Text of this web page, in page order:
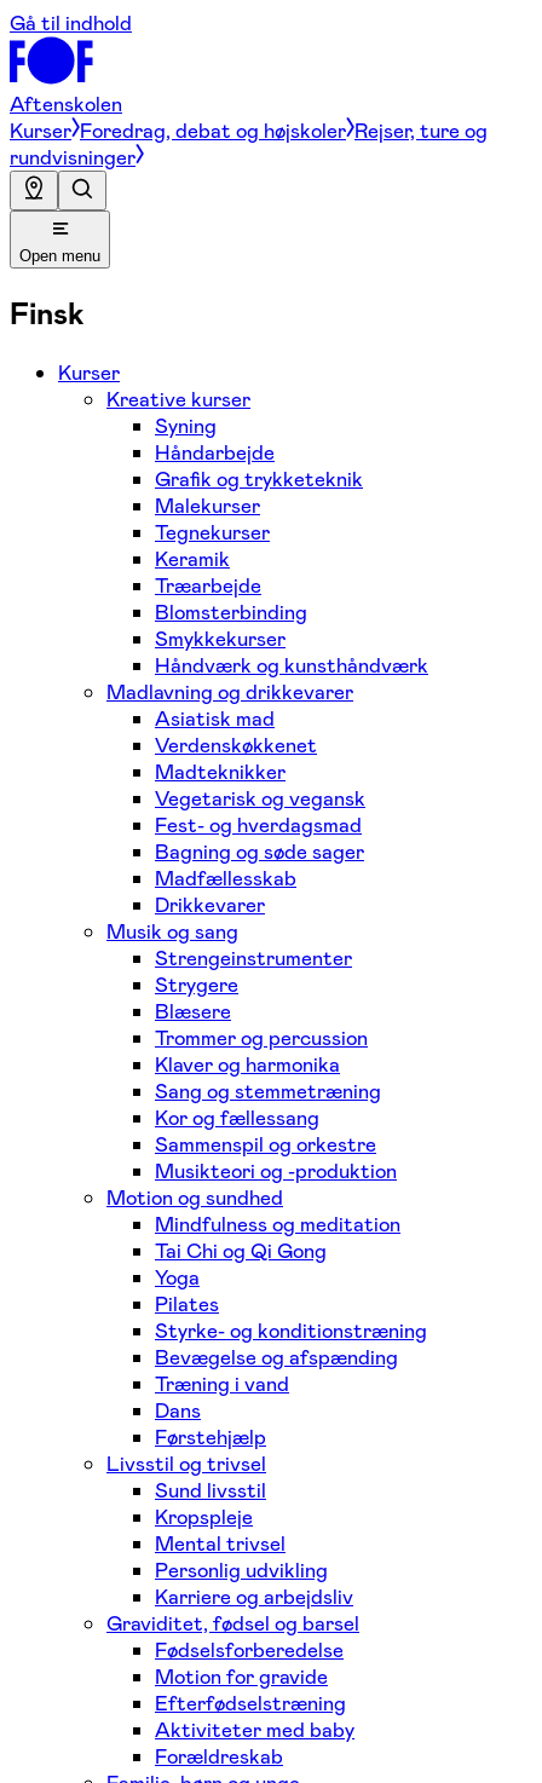
Gå til indhold
Aftenskolen
Kurser Foredrag, debat og højskoler Rejser, ture og
rundvisninger
Open menu
Finsk
Kurser
Kreative kurser
Syning
Håndarbejde
Grafik og trykketeknik
Malekurser
Tegnekurser
Keramik
Træarbejde
Blomsterbinding
Smykkekurser
Håndværk og kunsthåndværk
Madlavning og drikkevarer
Asiatisk mad
Verdenskøkkenet
Madteknikker
Vegetarisk og vegansk
Fest- og hverdagsmad
Bagning og søde sager
Madfællesskab
Drikkevarer
Musik og sang
Strengeinstrumenter
Strygere
Blæsere
Trommer og percussion
Klaver og harmonika
Sang og stemmetræning
Kor og fællessang
Sammenspil og orkestre
Musikteori og -produktion
Motion og sundhed
Mindfulness og meditation
Tai Chi og Qi Gong
Yoga
Pilates
Styrke- og konditionstræning
Bevægelse og afspænding
Træning i vand
Dans
Førstehjælp
Livsstil og trivsel
Sund livsstil
Kropspleje
Mental trivsel
Personlig udvikling
Karriere og arbejdsliv
Graviditet, fødsel og barsel
Fødselsforberedelse
Motion for gravide
Efterfødselstræning
Aktiviteter med baby
Forældreskab